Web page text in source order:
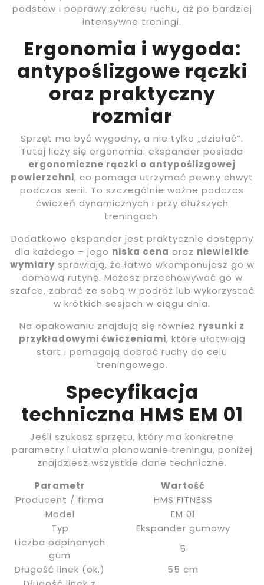
podstaw i poprawy zakresu ruchu, aż po bardziej
intensywne treningi.
Ergonomia i wygoda:
antypoślizgowe rączki
oraz praktyczny
rozmiar
Sprzęt ma być wygodny, a nie tylko „działać”.
Tutaj liczy się ergonomia: ekspander posiada
ergonomiczne rączki o antypoślizgowej
powierzchni, co pomaga utrzymać pewny chwyt
podczas serii. To szczególnie ważne podczas
ćwiczeń dynamicznych i przy dłuższych
treningach.
Dodatkowo ekspander jest praktycznie dostępny
dla każdego – jego niska cena oraz niewielkie
wymiarysprawiają, że łatwo wkomponujesz go w
domową rutynę. Możesz przechowywać go w
szafce, zabrać ze sobą w podróż lub wykorzystać
w krótkich sesjach w ciągu dnia.
Na opakowaniu znajdują się również rysunki z
przykładowymi ćwiczeniami, które ułatwiają
start i pomagają dobrać ruchy do celu
treningowego.
Specyfikacja
techniczna HMS EM 01
Jeśli szukasz sprzętu, który ma konkretne
parametry i ułatwia planowanie treningu, poniżej
znajdziesz wszystkie dane techniczne.
Parametr
Wartość
Producent / firma
HMS FITNESS
Model
EM 01
Typ
Ekspander gumowy
Liczba odpinanych
gum
5
Długość linek (ok.)
55 cm